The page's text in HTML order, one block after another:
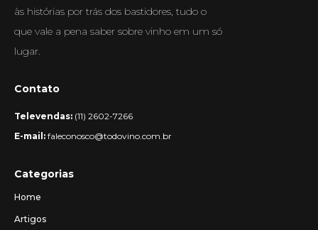
às histórias por trás dos bastidores, tudo o
que vale a pena saber sobre vinho em um só
lugar.
Contato
Televendas: (11) 2602-7266
E-mail: faleconosco@todovino.com.br
Categorias
Home
Artigos